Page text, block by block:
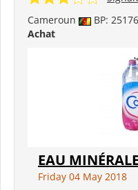
Cameroun BP:
Achat
EAU
Friday 04 May 2018